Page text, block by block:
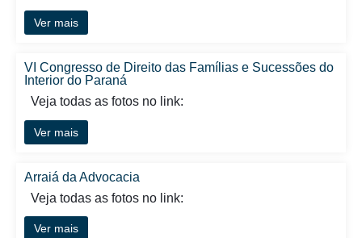
Ver mais
VI Congresso de Direito das Famílias e Sucessões do
Interior do Paraná
Veja todas as fotos no link:
Ver mais
Arraiá da Advocacia
Veja todas as fotos no link:
Ver mais